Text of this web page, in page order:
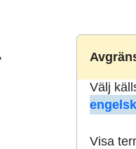
Välj
Visa